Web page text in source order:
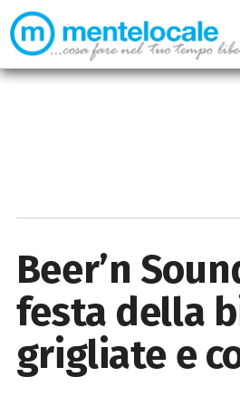
Beer’n
festa della
grigliate e